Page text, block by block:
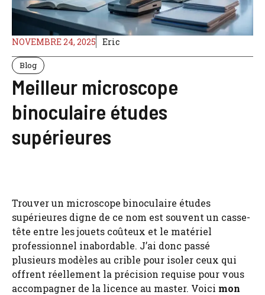
NOVEMBRE 24, 2025 Eric
Blog
Meilleur microscope
binoculaire études
supérieures
Trouver un microscope binoculaire études
supérieures digne de ce nom est souvent un casse-
tête entre les jouets coûteux et le matériel
professionnel inabordable. J’ai donc passé
plusieurs modèles au crible pour isoler ceux qui
offrent réellement la précision requise pour vous
accompagner de la licence au master. Voici mon